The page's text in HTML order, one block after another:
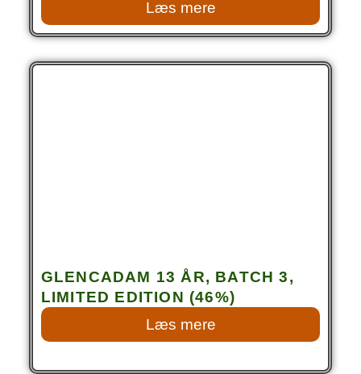
Læs mere
GLENCADAM 13 ÅR, BATCH 3,
LIMITED EDITION (46%)
Læs mere